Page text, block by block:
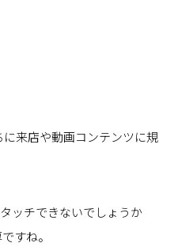
来店や動画コンテンツに規
ッチできないでしょうか
すね。